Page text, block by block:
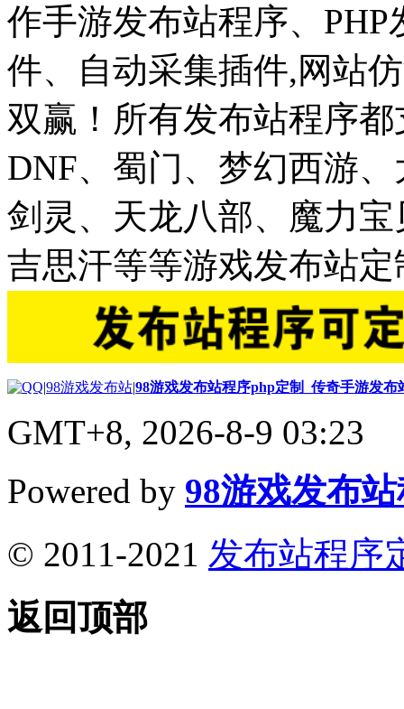
作手游发布站程序、
件、自动采集插件,网站
双赢！所有发布站程序
DNF、蜀门、梦幻西游
剑灵、天龙八部、魔力
吉思汗等等游戏发布站定
|98游戏发布站|98游戏发布站程序php定制_传奇手游发
GMT+8, 2026-8-9 03:23
Powered by 98游戏发布
© 2011-2021 发布站程序
返回顶部